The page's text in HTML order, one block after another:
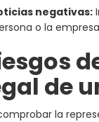
negativas:
o la
de
la